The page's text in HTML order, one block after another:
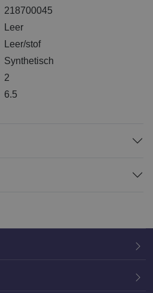
218700045
Leer
Leer/stof
Synthetisch
2
6.5